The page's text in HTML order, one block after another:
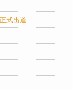
式出道